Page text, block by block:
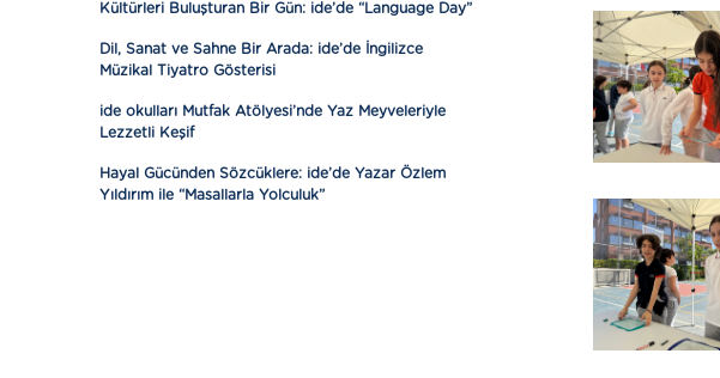
Kültürleri Buluşturan Bir Gün: ide’de “Language Day”
Dil, Sanat ve Sahne Bir Arada: ide’de İngilizce
Müzikal Tiyatro Gösterisi
ide okulları Mutfak Atölyesi’nde Yaz Meyveleriyle
Lezzetli Keşif
Hayal Gücünden Sözcüklere: ide’de Yazar Özlem
Yıldırım ile “Masallarla Yolculuk”